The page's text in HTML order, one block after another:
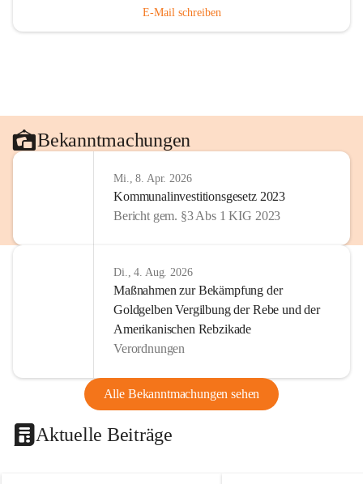
E-Mail schreiben
Bekanntmachungen
Mi., 8. Apr. 2026
Kommunalinvestitionsgesetz 2023
Bericht gem. §3 Abs 1 KIG 2023
Di., 4. Aug. 2026
Maßnahmen zur Bekämpfung der
Goldgelben Vergilbung der Rebe und der
Amerikanischen Rebzikade
Verordnungen
Alle Bekanntmachungen sehen
Aktuelle Beiträge